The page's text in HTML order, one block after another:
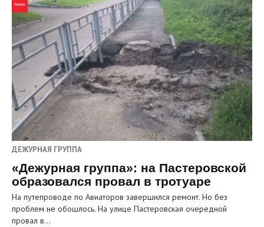
ДЕЖУРНАЯ ГРУППА
«Дежурная группа»: на Пастеровской
образовался провал в тротуаре
На путепроводе по Авиаторов завершился ремонт. Но без
проблем не обошлось. На улице Пастеровская очередной
провал в…